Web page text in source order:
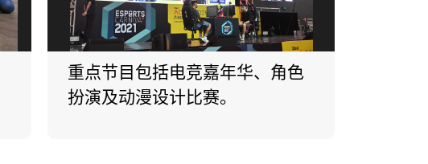
重点节目包括电竞嘉年华、角色
扮演及动漫设计比赛。